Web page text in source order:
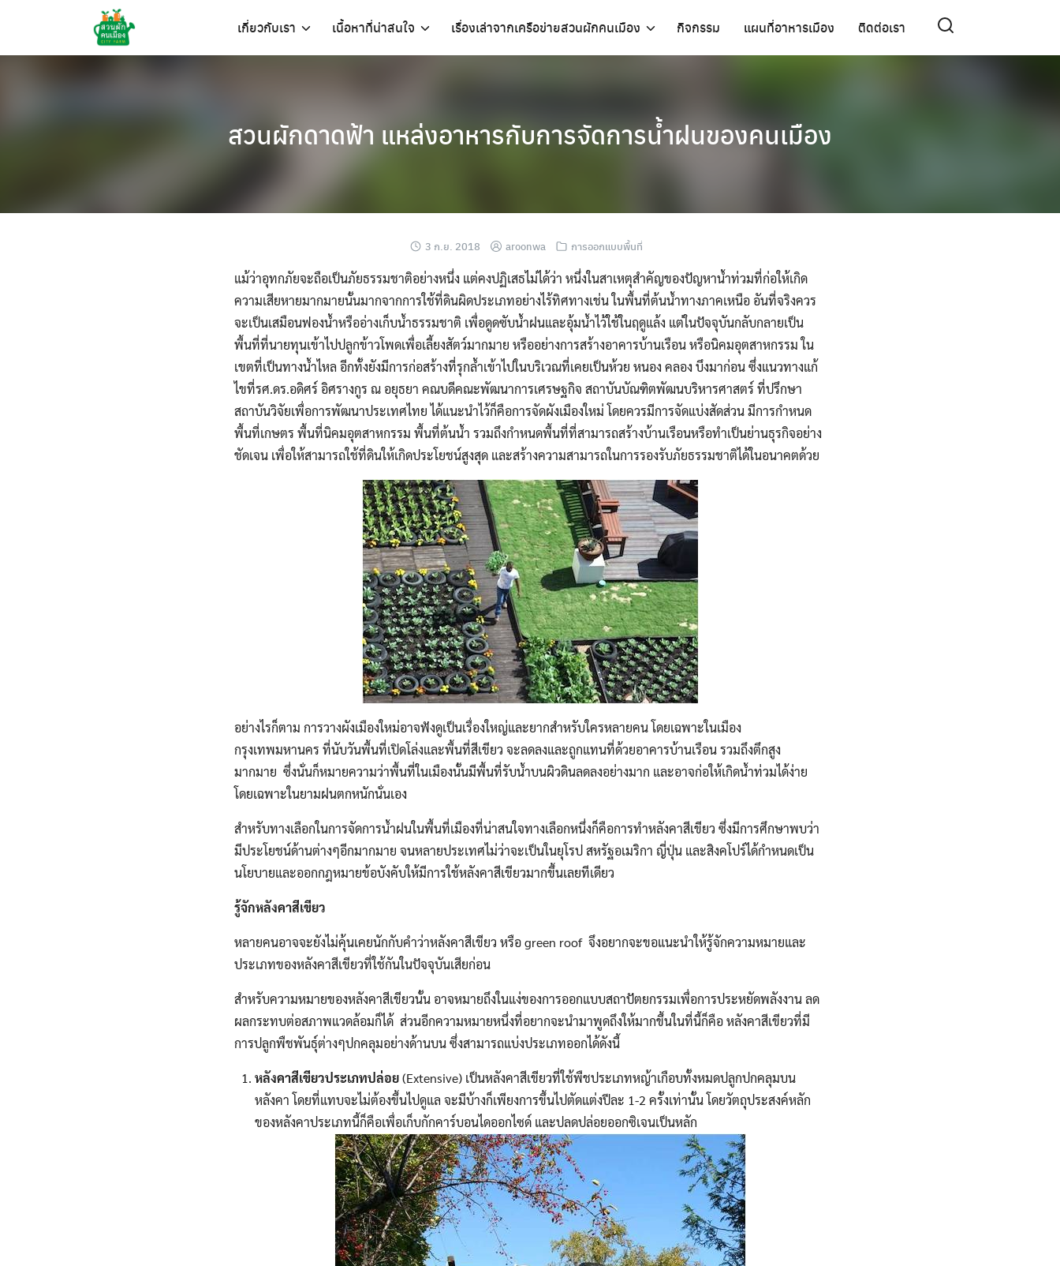
เกี่ยวกับเรา เนื้อหาที่น่าสนใจ เรื่องเล่าจากเครือข่ายสวนผักคนเมือง กิจกรรม แผนที่อาหารเมือง ติดต่อเรา
สวนผักดาดฟ้า แหล่งอาหารกับการจัดการน้ำฝนของคนเมือง
3 ก.ย. 2018 aroonwa การออกแบบพื้นที่
แม้ว่าอุทกภัยจะถือเป็นภัยธรรมชาติอย่างหนึ่ง แต่คงปฏิเสธไม่ได้ว่า หนึ่งในสาเหตุสำคัญของปัญหาน้ำท่วมที่ก่อให้เกิด
ความเสียหายมากมายนั้นมากจากการใช้ที่ดินผิดประเภทอย่างไร้ทิศทางเช่น ในพื้นที่ต้นน้ำทางภาคเหนือ อันที่จริงควร
จะเป็นเสมือนฟองน้ำหรืออ่างเก็บน้ำธรรมชาติ เพื่อดูดซับน้ำฝนและอุ้มน้ำไว้ใช้ในฤดูแล้ง แต่ในปัจจุบันกลับกลายเป็น
พื้นที่ที่นายทุนเข้าไปปลูกข้าวโพดเพื่อเลี้ยงสัตว์มากมาย หรืออย่างการสร้างอาคารบ้านเรือน หรือนิคมอุตสาหกรรม ใน
เขตที่เป็นทางน้ำไหล อีกทั้งยังมีการก่อสร้างที่รุกล้ำเข้าไปในบริเวณที่เคยเป็นห้วย หนอง คลอง บึงมาก่อน ซึ่งแนวทางแก้
ไขที่รศ.ดร.อดิศร์ อิศรางกูร ณ อยุธยา คณบดีคณะพัฒนาการเศรษฐกิจ สถาบันบัณฑิตพัฒนบริหารศาสตร์ ที่ปรึกษา
สถาบันวิจัยเพื่อการพัฒนาประเทศไทย ได้แนะนำไว้ก็คือการจัดผังเมืองใหม่ โดยควรมีการจัดแบ่งสัดส่วน มีการกำหนด
พื้นที่เกษตร พื้นที่นิคมอุตสาหกรรม พื้นที่ต้นน้ำ รวมถึงกำหนดพื้นที่ที่สามารถสร้างบ้านเรือนหรือทำเป็นย่านธุรกิจอย่าง
ชัดเจน เพื่อให้สามารถใช้ที่ดินให้เกิดประโยชน์สูงสุด และสร้างความสามารถในการรองรับภัยธรรมชาติได้ในอนาคตด้วย
อย่างไรก็ตาม การวางผังเมืองใหม่อาจฟังดูเป็นเรื่องใหญ่และยากสำหรับใครหลายคน โดยเฉพาะในเมือง
กรุงเทพมหานคร ที่นับวันพื้นที่เปิดโล่งและพื้นที่สีเขียว จะลดลงและถูกแทนที่ด้วยอาคารบ้านเรือน รวมถึงตึกสูง
มากมาย ซึ่งนั่นก็หมายความว่าพื้นที่ในเมืองนั้นมีพื้นที่รับน้ำบนผิวดินลดลงอย่างมาก และอาจก่อให้เกิดน้ำท่วมได้ง่าย
โดยเฉพาะในยามฝนตกหนักนั่นเอง
สำหรับทางเลือกในการจัดการน้ำฝนในพื้นที่เมืองที่น่าสนใจทางเลือกหนึ่งก็คือการทำหลังคาสีเขียว ซึ่งมีการศึกษาพบว่า
มีประโยชน์ด้านต่างๆอีกมากมาย จนหลายประเทศไม่ว่าจะเป็นในยุโรป สหรัฐอเมริกา ญี่ปุ่น และสิงคโปร์ได้กำหนดเป็น
นโยบายและออกกฎหมายข้อบังคับให้มีการใช้หลังคาสีเขียวมากขึ้นเลยทีเดียว
รู้จักหลังคาสีเขียว
หลายคนอาจจะยังไม่คุ้นเคยนักกับคำว่าหลังคาสีเขียว หรือ green roof จึงอยากจะขอแนะนำให้รู้จักความหมายและ
ประเภทของหลังคาสีเขียวที่ใช้กันในปัจจุบันเสียก่อน
สำหรับความหมายของหลังคาสีเขียวนั้น อาจหมายถึงในแง่ของการออกแบบสถาปัตยกรรมเพื่อการประหยัดพลังงาน ลด
ผลกระทบต่อสภาพแวดล้อมก็ได้ ส่วนอีกความหมายหนึ่งที่อยากจะนำมาพูดถึงให้มากขึ้นในที่นี้ก็คือ หลังคาสีเขียวที่มี
การปลูกพืชพันธุ์ต่างๆปกคลุมอย่างด้านบน ซึ่งสามารถแบ่งประเภทออกได้ดังนี้
หลังคาสีเขียวประเภทปล่อย(Extensive) เป็นหลังคาสีเขียวที่ใช้พืชประเภทหญ้าเกือบทั้งหมดปลูกปกคลุมบน
หลังคา โดยที่แทบจะไม่ต้องขึ้นไปดูแล จะมีบ้างก็เพียงการขึ้นไปตัดแต่งปีละ 1-2 ครั้งเท่านั้น โดยวัตถุประสงค์หลัก
ของหลังคาประเภทนี้ก็คือเพื่อเก็บกักคาร์บอนไดออกไซด์ และปลดปล่อยออกซิเจนเป็นหลัก